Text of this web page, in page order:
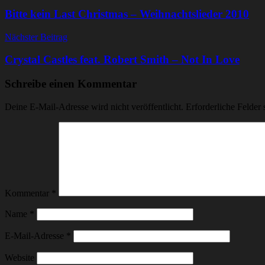
Bitte kein Last Christmas – Weihnachtslieder 2010
Nächster Beitrag
Crystal Castles feat. Robert Smith – Not In Love
Schreibe einen Kommentar
Deine E-Mail-Adresse wird nicht veröffentlicht. Erforderliche Felder
Kommentar *
Name *
E-Mail-Adresse *
Website